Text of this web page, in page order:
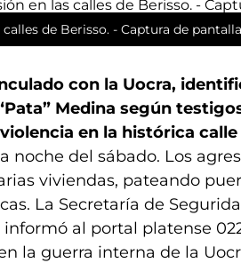
calles de Berisso. - Captura de
con la Uocra,
Medina según
en la histórica
noche del sábado. Los
viviendas, pateando
La Secretaría de
al portal platense
la guerra interna de la